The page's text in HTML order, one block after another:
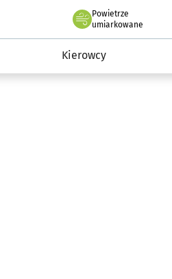
Powietrze
we Wrocławiu
umiarkowane
Kierowcy